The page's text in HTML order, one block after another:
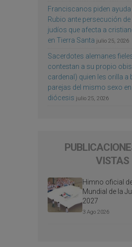
Franciscanos piden
Rubio ante persecución
judíos que afecta a
en Tierra Santa julio 25, 2026
Sacerdotes alemanes
contestan a su propio
cardenal) quien les orilla a
parejas del mismo sexo
diócesis julio 25, 2026
VISTAS
Himno oficial
Mundial de la
2027
3 Ago 2026